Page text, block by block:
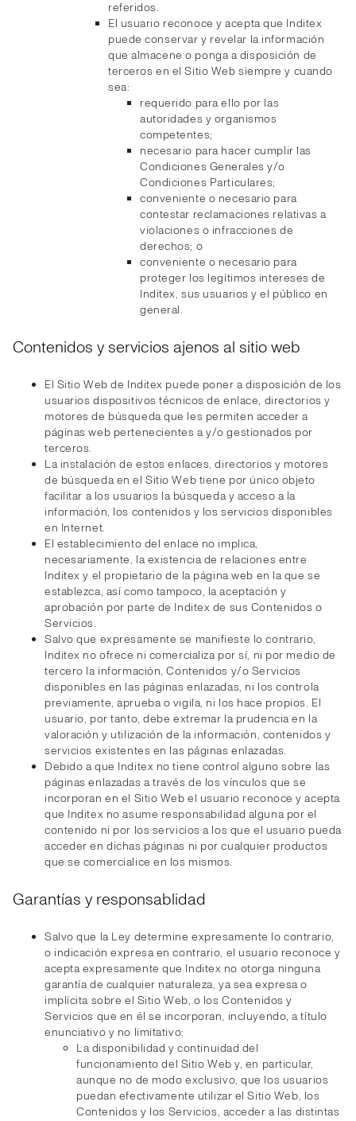
referidos.
El usuario reconoce y acepta que Inditex
puede conservar y revelar la información
que almacene o ponga a disposición de
terceros en el Sitio Web siempre y cuando
sea:
requerido para ello por las
autoridades y organismos
competentes;
necesario para hacer cumplir las
Condiciones Generales y/o
Condiciones Particulares;
conveniente o necesario para
contestar reclamaciones relativas a
violaciones o infracciones de
derechos; o
conveniente o necesario para
proteger los legítimos intereses de
Inditex, sus usuarios y el público en
general.
Contenidos y servicios ajenos al sitio web
El Sitio Web de Inditex puede poner a disposición de los
usuarios dispositivos técnicos de enlace, directorios y
motores de búsqueda que les permiten acceder a
páginas web pertenecientes a y/o gestionados por
terceros.
La instalación de estos enlaces, directorios y motores
de búsqueda en el Sitio Web tiene por único objeto
facilitar a los usuarios la búsqueda y acceso a la
información, los contenidos y los servicios disponibles
en Internet.
El establecimiento del enlace no implica,
necesariamente, la existencia de relaciones entre
Inditex y el propietario de la página web en la que se
establezca, así como tampoco, la aceptación y
aprobación por parte de Inditex de sus Contenidos o
Servicios.
Salvo que expresamente se manifieste lo contrario,
Inditex no ofrece ni comercializa por sí, ni por medio de
tercero la información, Contenidos y/o Servicios
disponibles en las páginas enlazadas, ni los controla
previamente, aprueba o vigila, ni los hace propios. El
usuario, por tanto, debe extremar la prudencia en la
valoración y utilización de la información, contenidos y
servicios existentes en las páginas enlazadas.
Debido a que Inditex no tiene control alguno sobre las
páginas enlazadas a través de los vínculos que se
incorporan en el Sitio Web el usuario reconoce y acepta
que Inditex no asume responsabilidad alguna por el
contenido ni por los servicios a los que el usuario pueda
acceder en dichas páginas ni por cualquier productos
que se comercialice en los mismos.
Garantías y responsablidad
Salvo que la Ley determine expresamente lo contrario,
o indicación expresa en contrario, el usuario reconoce y
acepta expresamente que Inditex no otorga ninguna
garantía de cualquier naturaleza, ya sea expresa o
implícita sobre el Sitio Web, o los Contenidos y
Servicios que en él se incorporan, incluyendo, a título
enunciativo y no limitativo:
La disponibilidad y continuidad del
funcionamiento del Sitio Web y, en particular,
aunque no de modo exclusivo, que los usuarios
puedan efectivamente utilizar el Sitio Web, los
Contenidos y los Servicios, acceder a las distintas